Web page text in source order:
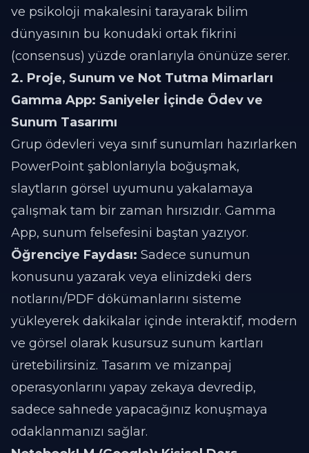
ve psikoloji makalesini tarayarak bilim
dünyasının bu konudaki ortak fikrini
(consensus) yüzde oranlarıyla önünüze serer.
2. Proje, Sunum ve Not Tutma Mimarları
Gamma App: Saniyeler İçinde Ödev ve
Sunum Tasarımı
Grup ödevleri veya sınıf sunumları hazırlarken
PowerPoint şablonlarıyla boğuşmak,
slaytların görsel uyumunu yakalamaya
çalışmak tam bir zaman hırsızıdır. Gamma
App, sunum felsefesini baştan yazıyor.
Öğrenciye Faydası: Sadece sunumun
konusunu yazarak veya elinizdeki ders
notlarını/PDF dökümanlarını sisteme
yükleyerek dakikalar içinde interaktif, modern
ve görsel olarak kusursuz sunum kartları
üretebilirsiniz. Tasarım ve mizanpaj
operasyonlarını yapay zekaya devredip,
sadece sahnede yapacağınız konuşmaya
odaklanmanızı sağlar.